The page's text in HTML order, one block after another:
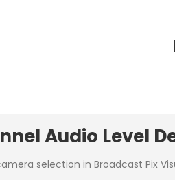
Audio Level
selection in Broadcast Pix